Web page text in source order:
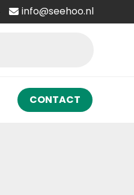
info@seehoo.nl
CONTACT